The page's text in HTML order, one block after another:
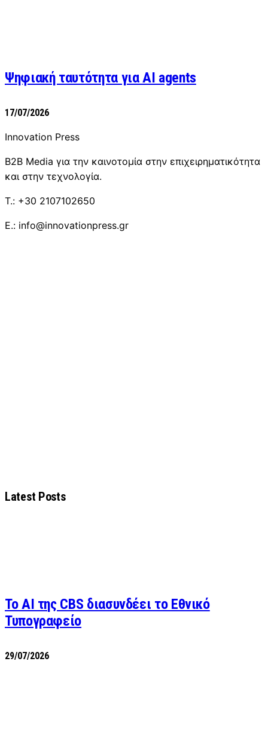
Ψηφιακή ταυτότητα για AI agents
17/07/2026
Innovation Press
B2B Media για την καινοτομία στην επιχειρηματικότητα
και στην τεχνολογία.
T.: +30 2107102650
E.: info@innovationpress.gr
Latest Posts
Το AI της CBS διασυνδέει το Εθνικό
Τυπογραφείο
29/07/2026